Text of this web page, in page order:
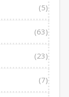
(5)
(63)
(23)
(7)